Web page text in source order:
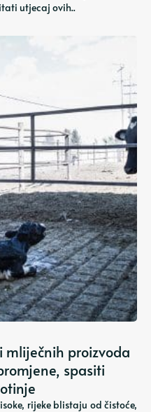
utjecaj ovih..
mliječnih proizvoda
spasiti
rijeke blistaju od čistoće,